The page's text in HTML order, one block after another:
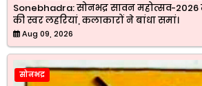
Sonebhadra: सोनभद्र सावन महोत्सव-2026
की स्वर लहरियां, कलाकारों ने बांधा समां।
Aug 09, 2026
सोनभद्र